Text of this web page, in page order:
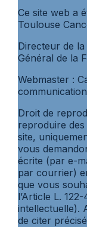
Ce site web a
Toulouse
Directeur de
Général de la
Webmaster :
Droit de
reproduire
site,
vous
écrite (par e-
par courrier)
que vous
l’Article L.
intellectuelle).
de citer